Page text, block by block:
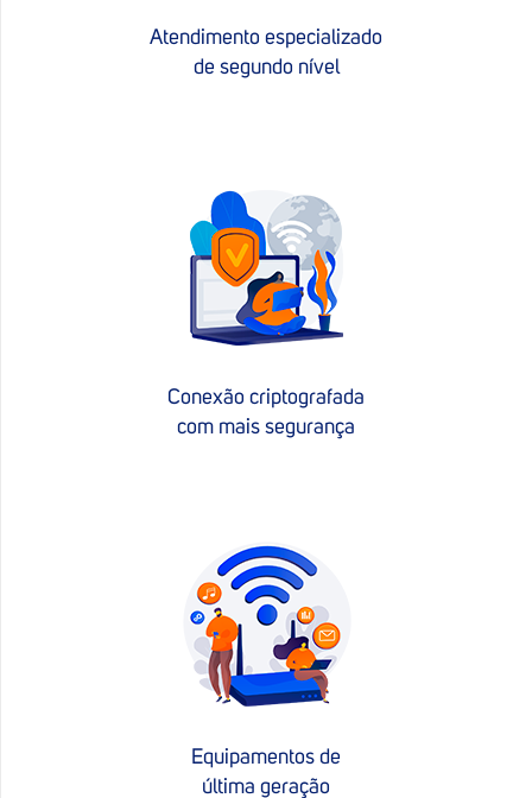
Atendimento especializado
de segundo nível
Conexão criptografada
com mais segurança
Equipamentos de
última geração